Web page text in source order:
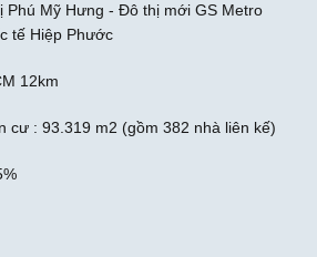
Phú Mỹ Hưng - Đô thị mới GS Metro
tế Hiệp Phước
12km
cư : 93.319 m2 (gồm 382 nhà liên kế)